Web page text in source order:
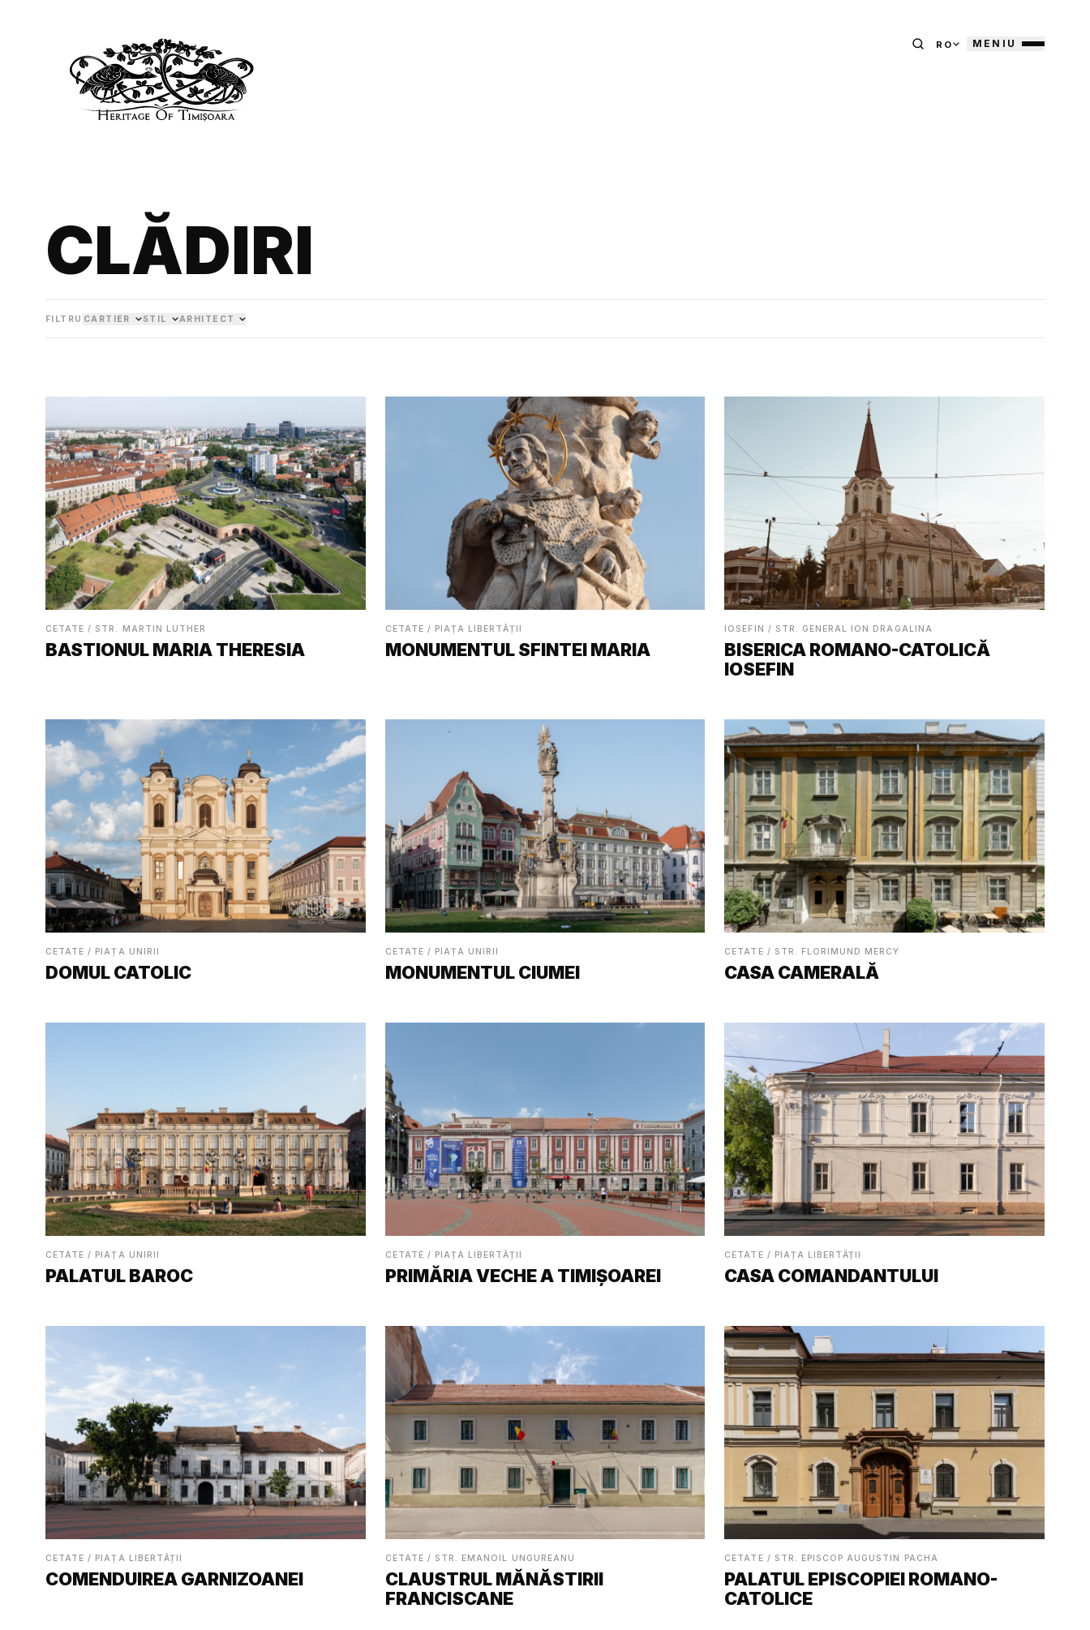
RO MENIU
CLĂDIRI
FILTRU CARTIER STIL ARHITECT
CETATE / STR. MARTIN LUTHER
BASTIONUL MARIA THERESIA
CETATE / PIAȚA LIBERTĂȚII
MONUMENTUL SFINTEI MARIA
IOSEFIN / STR. GENERAL ION DRAGALINA
BISERICA ROMANO-CATOLICĂ
IOSEFIN
CETATE / PIAȚA UNIRII
DOMUL CATOLIC
CETATE / PIAȚA UNIRII
MONUMENTUL CIUMEI
CETATE / STR. FLORIMUND MERCY
CASA CAMERALĂ
CETATE / PIAȚA UNIRII
PALATUL BAROC
CETATE / PIAȚA LIBERTĂȚII
PRIMĂRIA VECHE A TIMIȘOAREI
CETATE / PIAȚA LIBERTĂȚII
CASA COMANDANTULUI
CETATE / PIAȚA LIBERTĂȚII
COMENDUIREA GARNIZOANEI
CETATE / STR. EMANOIL UNGUREANU
CLAUSTRUL MĂNĂSTIRII
FRANCISCANE
CETATE / STR. EPISCOP AUGUSTIN PACHA
PALATUL EPISCOPIEI ROMANO-
CATOLICE